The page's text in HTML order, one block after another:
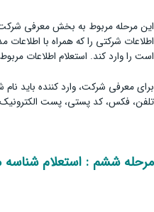
این مرحله مربوط به بخش معرفی شرکت
اطلاعات شرکتی را که همراه با
است را وارد کند. استعلام اطلاعات
برای معرفی شرکت، وارد کننده باید
تلفن، فکس، کد پستی، پست الکترونیک
مرحله ششم : استعلام شناسه